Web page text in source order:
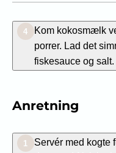
4
Kom kokosmælk
porrer. Lad det
fiskesauce og salt.
Anretning
1
Servér med kogte